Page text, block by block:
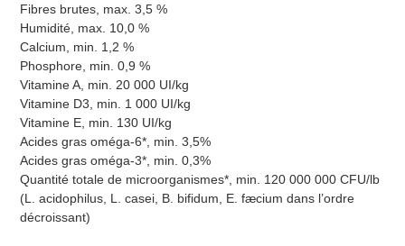
Fibres brutes, max. 3,5 %
Humidité, max. 10,0 %
Calcium, min. 1,2 %
Phosphore, min. 0,9 %
Vitamine A, min. 20 000 UI/kg
Vitamine D3, min. 1 000 UI/kg
Vitamine E, min. 130 UI/kg
Acides gras oméga-6*, min. 3,5%
Acides gras oméga-3*, min. 0,3%
Quantité totale de microorganismes*, min. 120 000 000 CFU/lb
(L. acidophilus, L. casei, B. bifidum, E. fæcium dans l’ordre
décroissant)